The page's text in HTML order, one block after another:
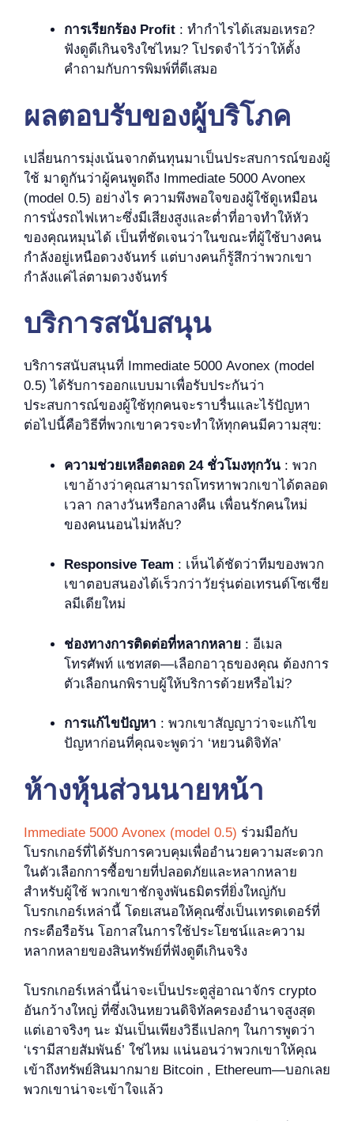
การเรียกร้อง Profit : ทำกำไรได้เสมอเหรอ?
ฟังดูดีเกินจริงใช่ไหม? โปรดจำไว้ว่าให้ตั้ง
คำถามกับการพิมพ์ที่ดีเสมอ
ผลตอบรับของผู้บริโภค
เปลี่ยนการมุ่งเน้นจากต้นทุนมาเป็นประสบการณ์ของผู้
ใช้ มาดูกันว่าผู้คนพูดถึง Immediate 5000 Avonex
(model 0.5) อย่างไร ความพึงพอใจของผู้ใช้ดูเหมือน
การนั่งรถไฟเหาะซึ่งมีเสียงสูงและต่ำที่อาจทำให้หัว
ของคุณหมุนได้ เป็นที่ชัดเจนว่าในขณะที่ผู้ใช้บางคน
กำลังอยู่เหนือดวงจันทร์ แต่บางคนก็รู้สึกว่าพวกเขา
กำลังแค่ไล่ตามดวงจันทร์
บริการสนับสนุน
บริการสนับสนุนที่ Immediate 5000 Avonex (model
0.5) ได้รับการออกแบบมาเพื่อรับประกันว่า
ประสบการณ์ของผู้ใช้ทุกคนจะราบรื่นและไร้ปัญหา
ต่อไปนี้คือวิธีที่พวกเขาควรจะทำให้ทุกคนมีความสุข:
ความช่วยเหลือตลอด 24 ชั่วโมงทุกวัน : พวก
เขาอ้างว่าคุณสามารถโทรหาพวกเขาได้ตลอด
เวลา กลางวันหรือกลางคืน เพื่อนรักคนใหม่
ของคนนอนไม่หลับ?
Responsive Team : เห็นได้ชัดว่าทีมของพวก
เขาตอบสนองได้เร็วกว่าวัยรุ่นต่อเทรนด์โซเชีย
ลมีเดียใหม่
ช่องทางการติดต่อที่หลากหลาย : อีเมล
โทรศัพท์ แชทสด—เลือกอาวุธของคุณ ต้องการ
ตัวเลือกนกพิราบผู้ให้บริการด้วยหรือไม่?
การแก้ไขปัญหา : พวกเขาสัญญาว่าจะแก้ไข
ปัญหาก่อนที่คุณจะพูดว่า ‘หยวนดิจิทัล’
ห้างหุ้นส่วนนายหน้า
Immediate 5000 Avonex (model 0.5) ร่วมมือกับ
โบรกเกอร์ที่ได้รับการควบคุมเพื่ออำนวยความสะดวก
ในตัวเลือกการซื้อขายที่ปลอดภัยและหลากหลาย
สำหรับผู้ใช้ พวกเขาชักจูงพันธมิตรที่ยิ่งใหญ่กับ
โบรกเกอร์เหล่านี้ โดยเสนอให้คุณซึ่งเป็นเทรดเดอร์ที่
กระตือรือร้น โอกาสในการใช้ประโยชน์และความ
หลากหลายของสินทรัพย์ที่ฟังดูดีเกินจริง
โบรกเกอร์เหล่านี้น่าจะเป็นประตูสู่อาณาจักร crypto
อันกว้างใหญ่ ที่ซึ่งเงินหยวนดิจิทัลครองอำนาจสูงสุด
แต่เอาจริงๆ นะ มันเป็นเพียงวิธีแปลกๆ ในการพูดว่า
‘เรามีสายสัมพันธ์’ ใช่ไหม แน่นอนว่าพวกเขาให้คุณ
เข้าถึงทรัพย์สินมากมาย Bitcoin , Ethereum—บอกเลย
พวกเขาน่าจะเข้าใจแล้ว